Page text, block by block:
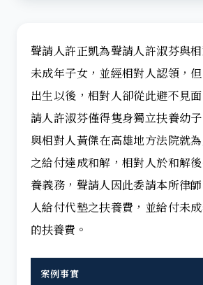
聲請人許正凱為聲請人許淑芬與
未成年子女，並經相對人認領，
出生以後，相對人卻從此避不見
請人許淑芬僅得隻身獨立扶養幼
與相對人黃傑在高雄地方法院就
之給付達成和解，相對人於和解
養義務，聲請人因此委請本所律
人給付代墊之扶養費，並給付未
的扶養費。
案例事實